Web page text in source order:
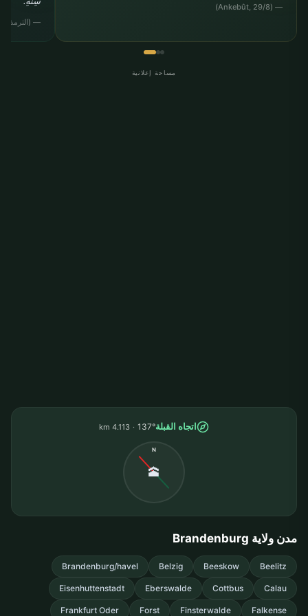
— (Ankebût, 29/8)
— (الترمذي,
مساحة إعلانية
اتجاه القبلة137°
4.113 km
N
🕋
مدن ولاية Brandenburg
Beelitz
Beeskow
Belzig
Brandenburg/havel
Calau
Cottbus
Eberswalde
Eisenhuttenstadt
Falkense
Finsterwalde
Forst
Frankfurt Oder